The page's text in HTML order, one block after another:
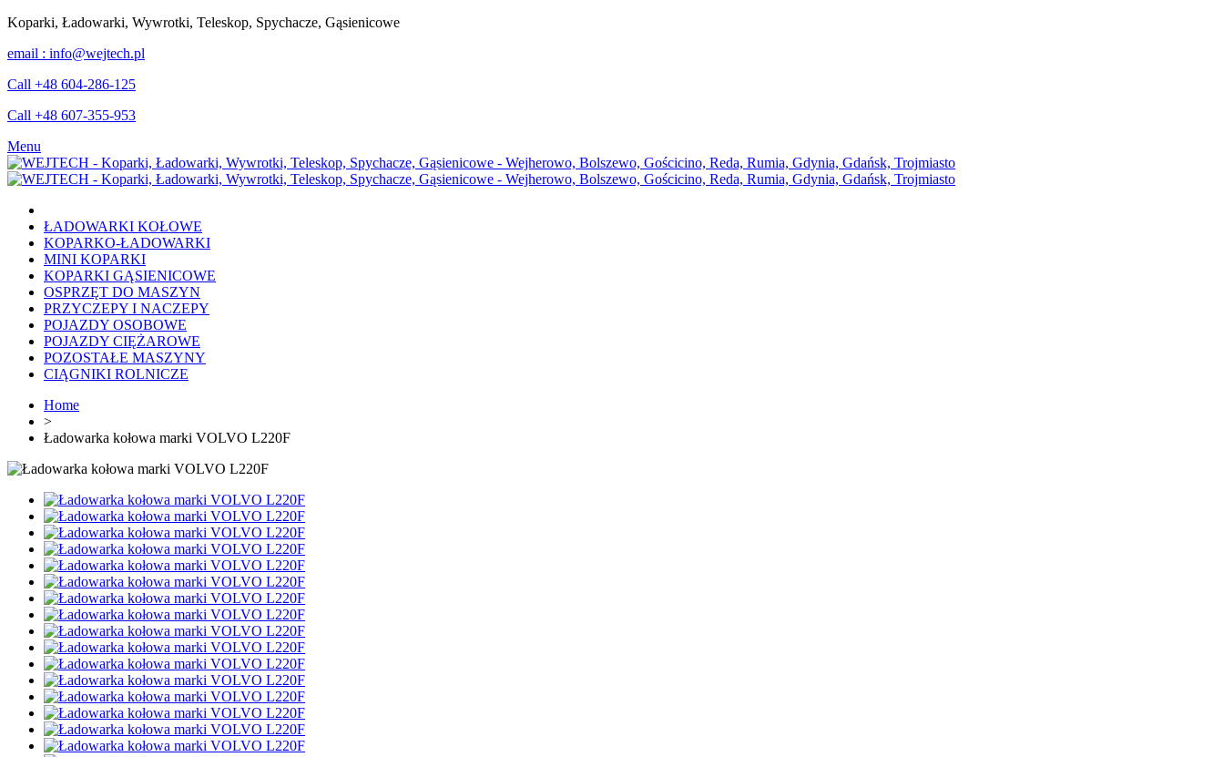
Koparki, Ładowarki, Wywrotki, Teleskop, Spychacze, Gąsienicowe
email : info@wejtech.pl
Call +48 604-286-125
Call +48 607-355-953
Menu
ŁADOWARKI KOŁOWE
KOPARKO-ŁADOWARKI
MINI KOPARKI
KOPARKI GĄSIENICOWE
OSPRZĘT DO MASZYN
PRZYCZEPY I NACZEPY
POJAZDY OSOBOWE
POJAZDY CIĘŻAROWE
POZOSTAŁE MASZYNY
CIĄGNIKI ROLNICZE
Home
>
Ładowarka kołowa marki VOLVO L220F